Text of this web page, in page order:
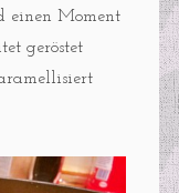
einen Moment
geröstet